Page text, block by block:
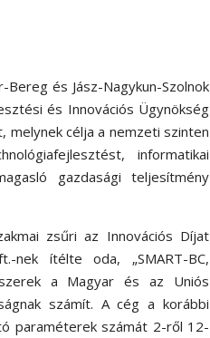
és Jász-Nagykun-Szolnok
és Innovációs Ügynökség
melynek célja a nemzeti szinten
informatikai
gazdasági teljesítmény
zsűri az Innovációs Díjat
nek ítélte oda, „SMART-BC,
a Magyar és az Uniós
számít. A cég a korábbi
paraméterek számát 2-ről 12-